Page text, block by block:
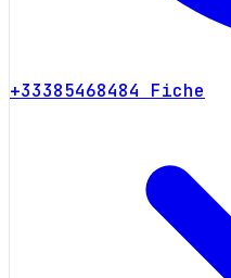
+33385468484 Fiche